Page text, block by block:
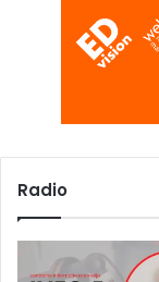
Radio